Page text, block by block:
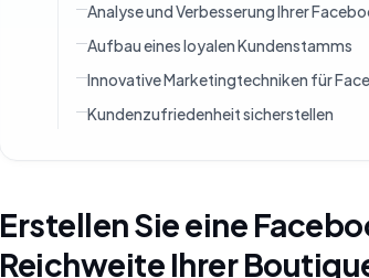
Analyse und Verbesserung Ihrer
Aufbau eines loyalen Kundenstamms
Innovative Marketingtechniken für
Kundenzufriedenheit sicherstellen
Erstellen Sie eine
Reichweite Ihrer